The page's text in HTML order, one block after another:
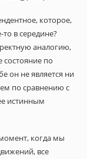
которое,
в середине?
аналогию,
состояние по
он не является ни
по сравнению с
истинным
когда мы
все